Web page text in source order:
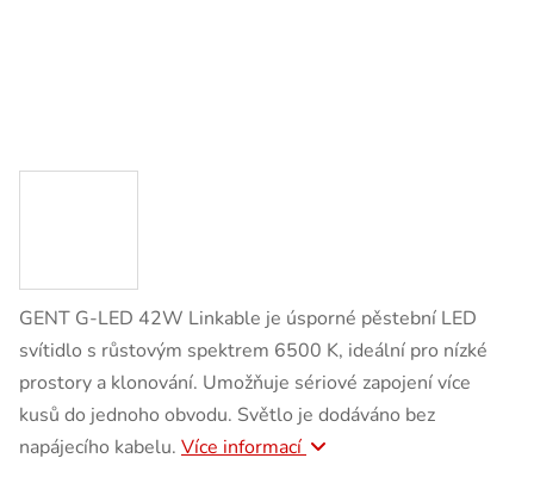
GENT G-LED 42W Linkable je úsporné pěstební LED
svítidlo s růstovým spektrem 6500 K, ideální pro nízké
prostory a klonování. Umožňuje sériové zapojení více
kusů do jednoho obvodu. Světlo je dodáváno bez
napájecího kabelu. Více informací